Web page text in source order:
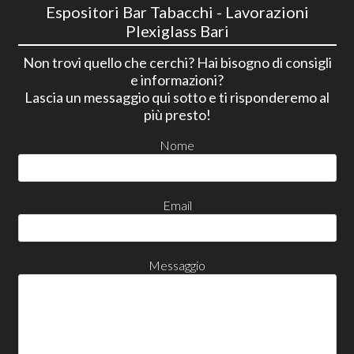
Espositori Bar Tabacchi - Lavorazioni
Plexiglass Bari
Non trovi quello che cerchi? Hai bisogno di consigli
e informazioni?
Lascia un messaggio qui sotto e ti risponderemo al
più presto!
Nome
Email
Messaggio